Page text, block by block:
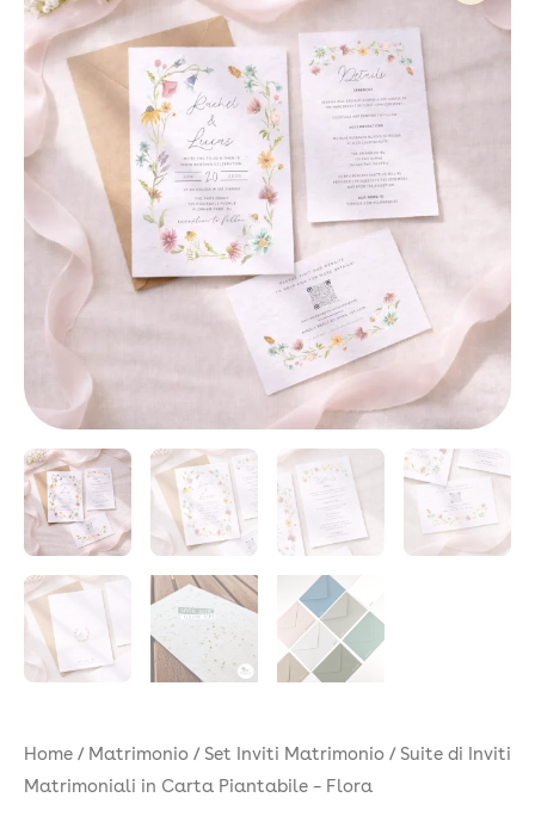
Home / Matrimonio / Set Inviti Matrimonio / Suite di Inviti
Matrimoniali in Carta Piantabile – Flora